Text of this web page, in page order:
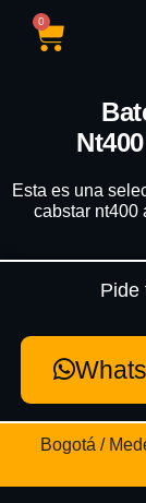
0
Esta es una
cabstar nt400
Pide
Bogotá /